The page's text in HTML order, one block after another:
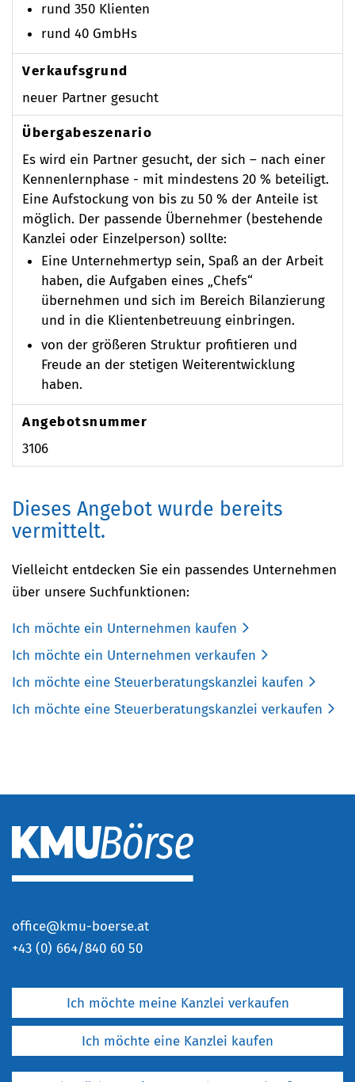
rund 350 Klienten
rund 40 GmbHs
Verkaufsgrund
neuer Partner gesucht
Übergabeszenario
Es wird ein Partner gesucht, der sich – nach einer
Kennenlernphase - mit mindestens 20 % beteiligt.
Eine Aufstockung von bis zu 50 % der Anteile ist
möglich. Der passende Übernehmer (bestehende
Kanzlei oder Einzelperson) sollte:
Eine Unternehmertyp sein, Spaß an der Arbeit
haben, die Aufgaben eines „Chefs“
übernehmen und sich im Bereich Bilanzierung
und in die Klientenbetreuung einbringen.
von der größeren Struktur profitieren und
Freude an der stetigen Weiterentwicklung
haben.
Angebotsnummer
3106
Dieses Angebot wurde bereits
vermittelt.
Vielleicht entdecken Sie ein passendes Unternehmen
über unsere Suchfunktionen:
Ich möchte ein Unternehmen kaufen
Ich möchte ein Unternehmen verkaufen
Ich möchte eine Steuerberatungskanzlei kaufen
Ich möchte eine Steuerberatungskanzlei verkaufen
office@kmu-boerse.at
+43 (0) 664/840 60 50
Ich möchte meine Kanzlei verkaufen
Ich möchte eine Kanzlei kaufen